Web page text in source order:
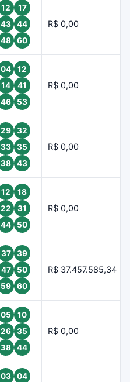
12
17
43
44
48
60
R$ 0,00
04
12
14
41
46
53
R$ 0,00
29
32
33
35
38
43
R$ 0,00
12
18
22
31
44
50
R$ 0,00
37
39
47
50
59
60
R$ 37.457.585,34
05
10
26
35
38
44
R$ 0,00
03
04